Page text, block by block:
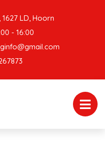
LD, Hoorn
- 16:00